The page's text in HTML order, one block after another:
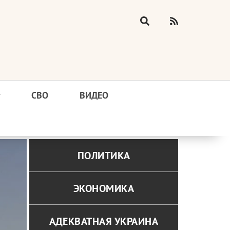
СВО ВИДЕО
ПОЛИТИКА
ЭКОНОМИКА
АДЕКВАТНАЯ УКРАИНА